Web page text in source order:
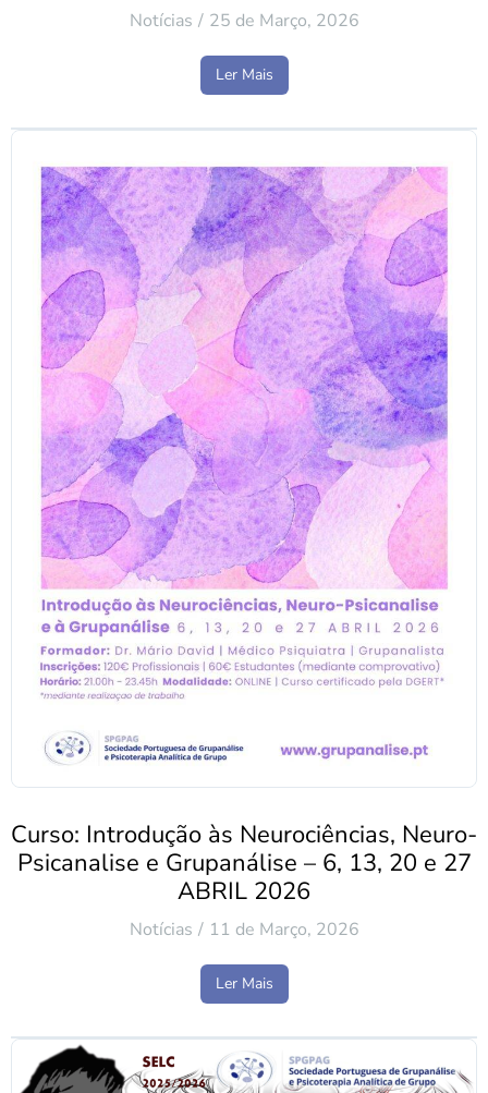
Notícias 25 de Março, 2026
Ler Mais
Curso: Introdução às Neurociências, Neuro-
Psicanalise e Grupanálise – 6, 13, 20 e 27
ABRIL 2026
Notícias 11 de Março, 2026
Ler Mais